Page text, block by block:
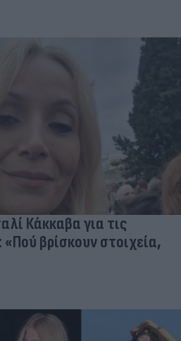
Κάκκαβα για τις
βρίσκουν στοιχεία,